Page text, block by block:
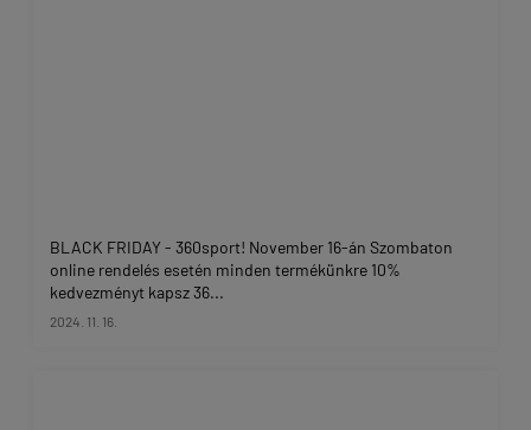
BLACK FRIDAY - 360sport! November 16-án Szombaton
online rendelés esetén minden termékünkre 10%
kedvezményt kapsz 36...
2024. 11. 16.